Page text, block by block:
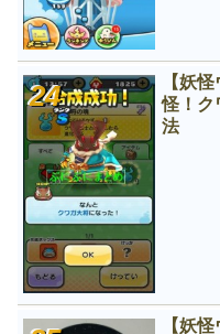
【妖
怪！ク
法
【妖